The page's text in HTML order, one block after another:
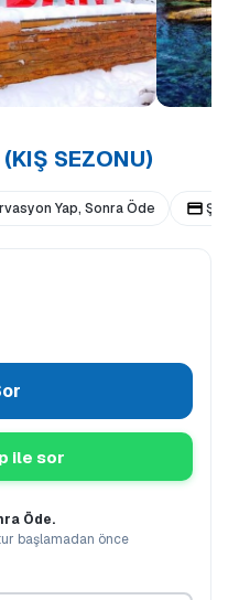
SEZONU)
Yap, Sonra Öde
ile sor
Öde.
başlamadan önce